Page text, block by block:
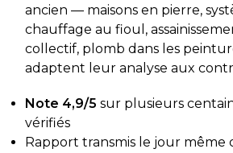
ancien — maisons en pierre,
chauffage au fioul,
collectif, plomb dans les
adaptent leur analyse aux
Note 4,9/5 sur plusieurs
vérifiés
Rapport transmis le jour même